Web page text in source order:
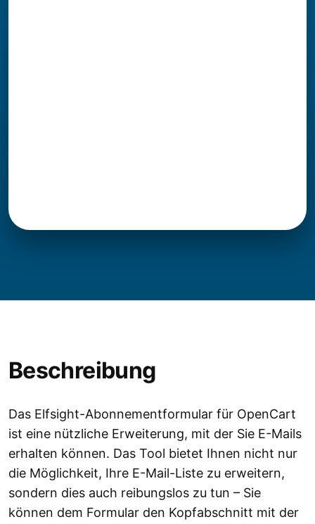
Beschreibung
Das Elfsight-Abonnementformular für OpenCart
ist eine nützliche Erweiterung, mit der Sie E-Mails
erhalten können. Das Tool bietet Ihnen nicht nur
die Möglichkeit, Ihre E-Mail-Liste zu erweitern,
sondern dies auch reibungslos zu tun – Sie
können dem Formular den Kopfabschnitt mit der